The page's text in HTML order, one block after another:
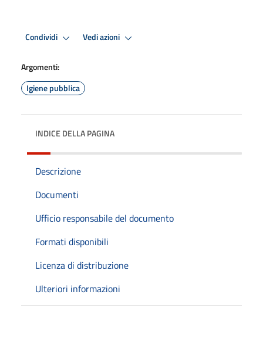
Condividi Vedi azioni
Argomenti:
Igiene pubblica
INDICE DELLA PAGINA
Descrizione
Documenti
Ufficio responsabile del documento
Formati disponibili
Licenza di distribuzione
Ulteriori informazioni